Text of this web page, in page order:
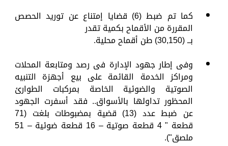
كما تم ضبط (6) قضايا إمتناع عن توريد الحصص
المقررة من الأقماح بكمية تقدر
بــ (30,150) طن أقماح محلية.
وفى إطار جهود الإدارة فى رصد ومتابعة المحلات
ومراكز الخدمة القائمة على بيع أجهزة التنبيه
الصوتية والضوئية الخاصة بمركبات الطوارئ
المحظور تداولها بالأسواق.. فقد أسفرت الجهود
عن ضبط عدد (13) قضية بمضبوطات بلغت (71
قطعة " 4 قطعة صوتية – 16 قطعة ضوئية – 51
ملصق").